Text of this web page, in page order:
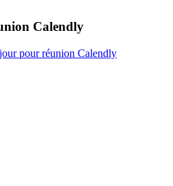
Calendly
pour réunion Calendly